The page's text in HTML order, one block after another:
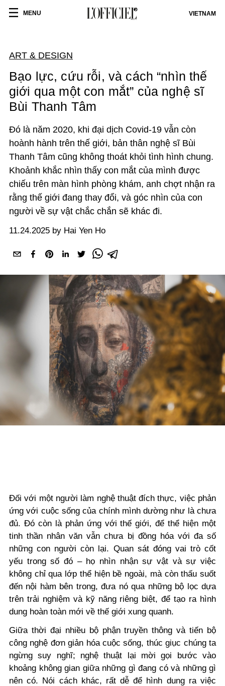
MENU VIETNAM
ART & DESIGN
Bạo lực, cứu rỗi, và cách “nhìn thế
giới qua một con mắt” của nghệ sĩ
Bùi Thanh Tâm
Đó là năm 2020, khi đại dịch Covid-19 vẫn còn
hoành hành trên thế giới, bản thân nghệ sĩ Bùi
Thanh Tâm cũng không thoát khỏi tình hình chung.
Khoảnh khắc nhìn thấy con mắt của mình được
chiếu trên màn hình phòng khám, anh chợt nhận ra
rằng thế giới đang thay đổi, và góc nhìn của con
người về sự vật chắc chắn sẽ khác đi.
11.24.2025 by Hai Yen Ho
Đối với một người làm nghệ thuật đích thực, việc phản
ứng với cuộc sống của chính mình dường như là chưa
đủ. Đó còn là phản ứng với thế giới, để thể hiện một
tinh thần nhân văn vẫn chưa bị đồng hóa với đa số
những con người còn lại. Quan sát đóng vai trò cốt
yếu trong số đó – họ nhìn nhận sự vật và sự việc
không chỉ qua lớp thể hiện bề ngoài, mà còn thấu suốt
đến nội hàm bên trong, đưa nó qua những bộ lọc dựa
trên trải nghiệm và kỹ năng riêng biệt, để tạo ra hình
dung hoàn toàn mới về thế giới xung quanh.
Giữa thời đại nhiều bộ phận truyền thông và tiến bộ
công nghệ đơn giản hóa cuộc sống, thúc giục chúng ta
ngừng suy nghĩ; nghệ thuật lại mời gọi bước vào
khoảng không gian giữa những gì đang có và những gì
nên có. Nói cách khác, rất dễ để hình dung ra việc